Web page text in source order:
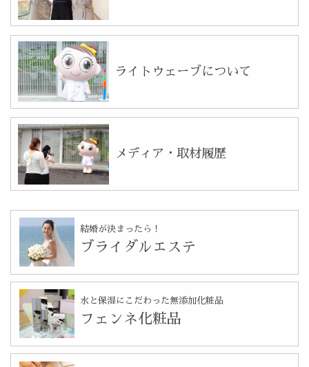
ライトウェーブについて
メディア・取材履歴
結婚が決まったら！
ブライダルエステ
水と保湿にこだわった無添加化粧品
フェンネ化粧品